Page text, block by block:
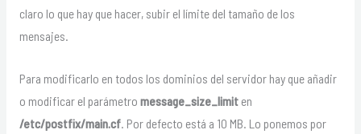
claro lo que hay que hacer, subir el límite del tamaño de los
mensajes.
Para modificarlo en todos los dominios del servidor hay que añadir
o modificar el parámetro message_size_limiten
/etc/postfix/main.cf. Por defecto está a 10 MB. Lo ponemos por